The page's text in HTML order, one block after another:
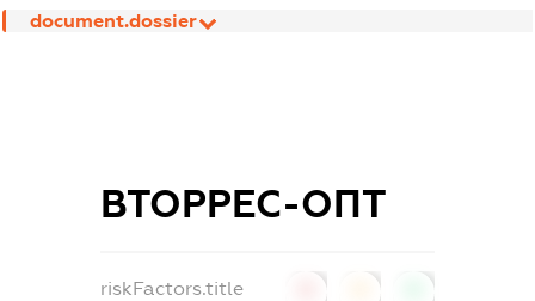
document.dossier
ВТОРРЕС-ОПТ
riskFactors.title